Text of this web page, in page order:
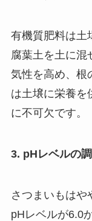
有機質肥料は土
腐葉土を土に混
気性を高め、根
は土壌に栄養を
に不可欠です。
3. pHレベルの
さつまいもはや
pHレベルが6.0